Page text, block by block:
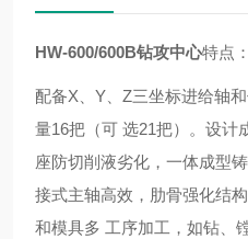
HW-600/600B钻攻中心特点：
配备X、Y、Z三坐标进给轴
量16把（可 选21把）。设计
座防切削液劣化，一体成型
接式主轴高效，肋骨强化结
和模具多 工序加工，如钻、